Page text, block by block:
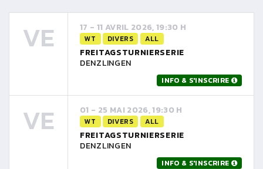
VE 17 - 11 AVRIL 2026, 19:30 H
WT DIVERS ALL
FREITAGSTURNIERSERIE
DENZLINGEN
INFO & S'INSCRIRE
VE 01 - 25 MAI 2026, 19:30 H
WT DIVERS ALL
FREITAGSTURNIERSERIE
DENZLINGEN
INFO & S'INSCRIRE